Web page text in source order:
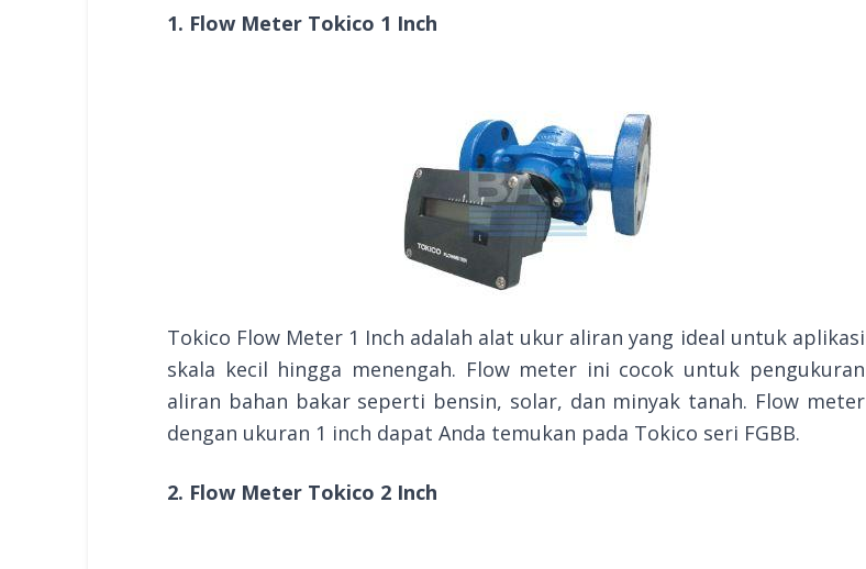
1. Flow Meter Tokico 1 Inch
Tokico Flow Meter 1 Inch adalah alat ukur aliran yang ideal untuk aplikasi
skala kecil hingga menengah. Flow meter ini cocok untuk pengukuran
aliran bahan bakar seperti bensin, solar, dan minyak tanah. Flow meter
dengan ukuran 1 inch dapat Anda temukan pada Tokico seri FGBB.
2. Flow Meter Tokico 2 Inch